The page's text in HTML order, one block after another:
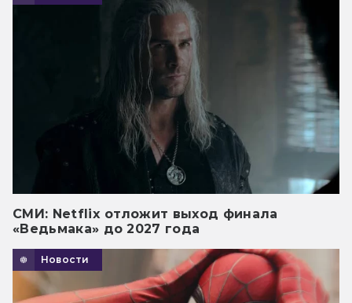
СМИ: Netflix отложит выход финала
«Ведьмака» до 2027 года
Новости